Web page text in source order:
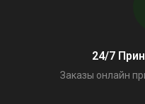
24/7
Заказы онлайн